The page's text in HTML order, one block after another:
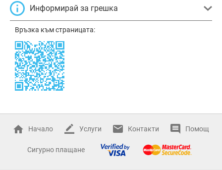
Информирай за грешка
Връзка към страницата:
Начало Услуги Контакти Помощ
Сигурно плащане